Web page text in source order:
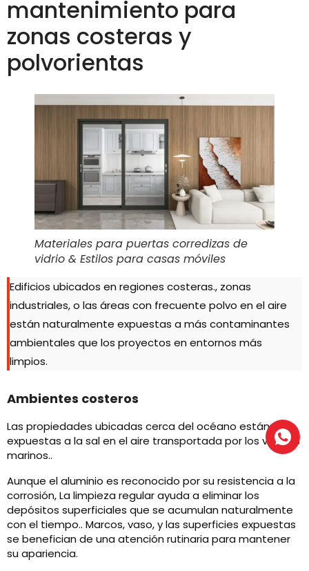
mantenimiento para
zonas costeras y
polvorientas
Materiales para puertas corredizas de
vidrio & Estilos para casas móviles
Edificios ubicados en regiones costeras., zonas
industriales, o las áreas con frecuente polvo en el aire
están naturalmente expuestas a más contaminantes
ambientales que los proyectos en entornos más
limpios.
Ambientes costeros
Las propiedades ubicadas cerca del océano están
expuestas a la sal en el aire transportada por los vientos
marinos..
Aunque el aluminio es reconocido por su resistencia a la
corrosión, La limpieza regular ayuda a eliminar los
depósitos superficiales que se acumulan naturalmente
con el tiempo.. Marcos, vaso, y las superficies expuestas
se benefician de una atención rutinaria para mantener
su apariencia.